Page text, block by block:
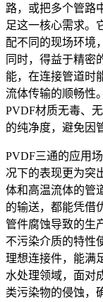
路，或把多个管路
足这一核心需求。
配不同的现场环境
同时，得益于精密
能，在连接管道时
流体传输的顺畅性
PVDF材质无毒、
的纯净度，避免因
PVDF三通的应用
况下的表现更为突
体和高温流体的管
的输送，都能凭借
管件腐蚀导致的生
不污染介质的特性
理想连接件，能满
水处理领域，面对
类污染物的侵蚀，